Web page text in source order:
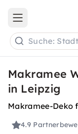
Open main menu
Suche:
Makramee
in Leipzig
Makramee-Deko
4.9